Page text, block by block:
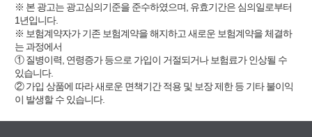
※ 본 광고는 광고심의기준을 준수하였으며, 유효기간은 심의일로부터
1년입니다.
※ 보험계약자가 기존 보험계약을 해지하고 새로운 보험계약을 체결하
는 과정에서
① 질병이력, 연령증가 등으로 가입이 거절되거나 보험료가 인상될 수
있습니다.
② 가입 상품에 따라 새로운 면책기간 적용 및 보장 제한 등 기타 불이익
이 발생할 수 있습니다.